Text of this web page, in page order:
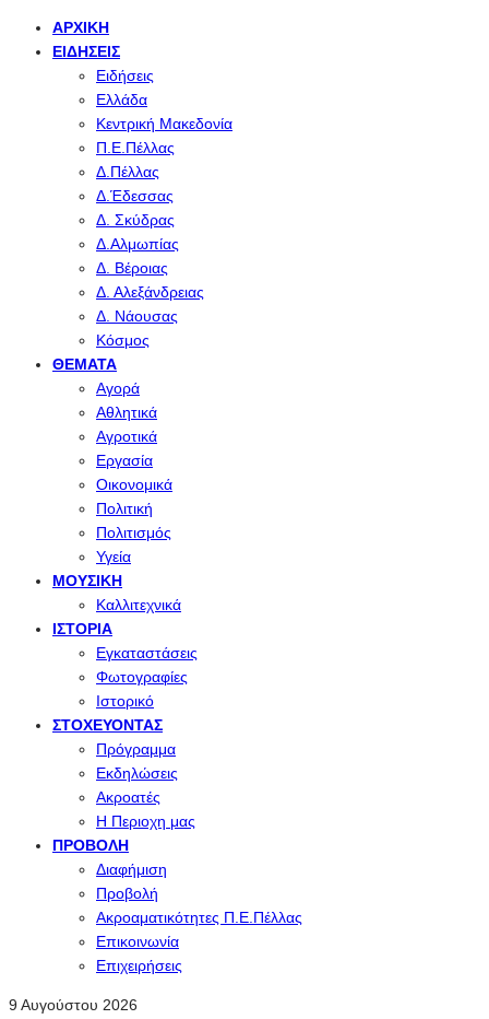
ΑΡΧΙΚΉ
ΕΙΔΉΣΕΙΣ
Ειδήσεις
Ελλάδα
Κεντρική Μακεδονία
Π.Ε.Πέλλας
Δ.Πέλλας
Δ.Έδεσσας
Δ. Σκύδρας
Δ.Αλμωπίας
Δ. Βέροιας
Δ. Αλεξάνδρειας
Δ. Νάουσας
Κόσμος
ΘΈΜΑΤΑ
Αγορά
Αθλητικά
Αγροτικά
Εργασία
Οικονομικά
Πολιτική
Πολιτισμός
Υγεία
ΜΟΥΣΙΚΉ
Καλλιτεχνικά
ΙΣΤΟΡΊΑ
Εγκαταστάσεις
Φωτογραφίες
Ιστορικό
ΣΤΟΧΕΎΟΝΤΑΣ
Πρόγραμμα
Εκδηλώσεις
Ακροατές
Η Περιοχη μας
ΠΡΟΒΟΛΉ
Διαφήμιση
Προβολή
Ακροαματικότητες Π.Ε.Πέλλας
Επικοινωνία
Επιχειρήσεις
9 Αυγούστου 2026